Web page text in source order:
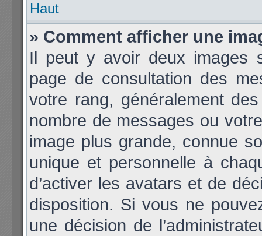
Haut
» Comment afficher une
Il peut y avoir deux images
page de consultation des
votre rang, généralement
nombre de messages ou
image plus grande, connue
unique et personnelle à
d’activer les avatars et de
disposition. Si vous ne
une décision de